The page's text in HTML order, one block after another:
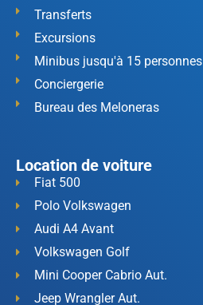
Transferts
Excursions
Minibus jusqu'à 15 personnes
Conciergerie
Bureau des Meloneras
Location de voiture
Fiat 500
Polo Volkswagen
Audi A4 Avant
Volkswagen Golf
Mini Cooper Cabrio Aut.
Jeep Wrangler Aut.